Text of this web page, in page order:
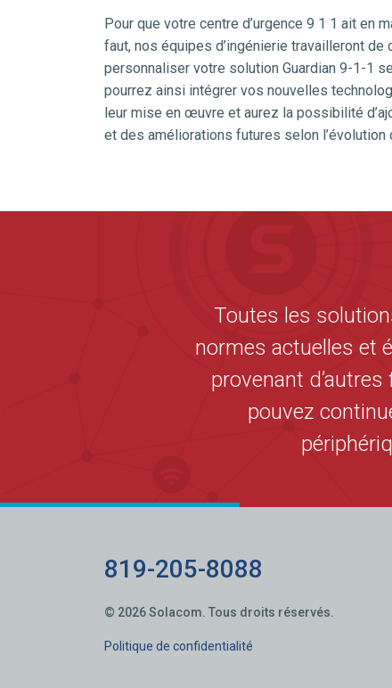
Pour que votre centre d’urgence 9 1 1 ait en
faut, nos équipes d’ingénierie travailleront de
personnaliser votre solution Guardian 9-1-1
pourrez ainsi intégrer vos nouvelles
leur mise en œuvre et aurez la possibilité
et des améliorations futures selon l’évolution
Toutes les
normes actuelles et
provenant
pouvez
819-205-8088
© 2026 Solacom. Tous droits réservés.
Politique de confidentialité